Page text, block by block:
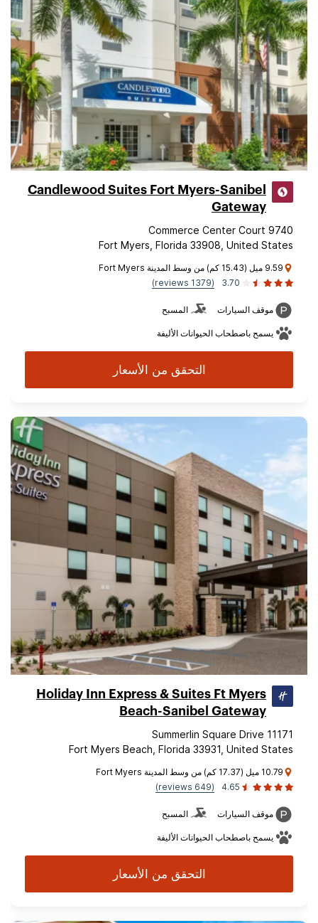
Candlewood Suites Fort Myers-Sanibel
Gateway
9740 Commerce Center Court
Fort Myers, Florida 33908, United States
9.59 ميل (15.43 كم) من وسط المدينة Fort Myers
3.70
(1379 reviews)
موقف السيارات المسبح
يسمح باصطحاب الحيوانات الأليفة
التحقق من الأسعار
Holiday Inn Express & Suites Ft Myers
Beach-Sanibel Gateway
11171 Summerlin Square Drive
Fort Myers Beach, Florida 33931, United States
10.79 ميل (17.37 كم) من وسط المدينة Fort Myers
4.65
(649 reviews)
موقف السيارات المسبح
يسمح باصطحاب الحيوانات الأليفة
التحقق من الأسعار